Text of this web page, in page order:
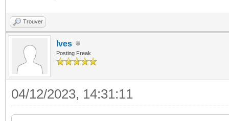
Trouver
Ives
Posting Freak
04/12/2023, 14:31:11